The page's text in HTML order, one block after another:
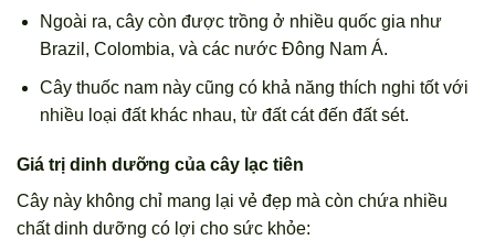
Ngoài ra, cây còn được trồng ở nhiều quốc gia như
Brazil, Colombia, và các nước Đông Nam Á.
Cây thuốc nam này cũng có khả năng thích nghi tốt với
nhiều loại đất khác nhau, từ đất cát đến đất sét.
Giá trị dinh dưỡng của cây lạc tiên
Cây này không chỉ mang lại vẻ đẹp mà còn chứa nhiều
chất dinh dưỡng có lợi cho sức khỏe: